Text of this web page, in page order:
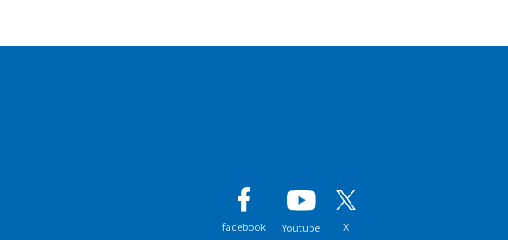
facebook Youtube X